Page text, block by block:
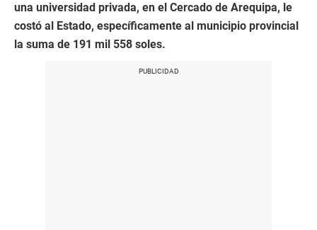
una universidad privada, en el Cercado de Arequipa, le
costó al Estado, específicamente al municipio provincial
la suma de 191 mil 558 soles.